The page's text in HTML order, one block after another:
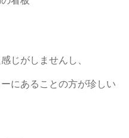
じがしませんし、
にあることの方が珍しい